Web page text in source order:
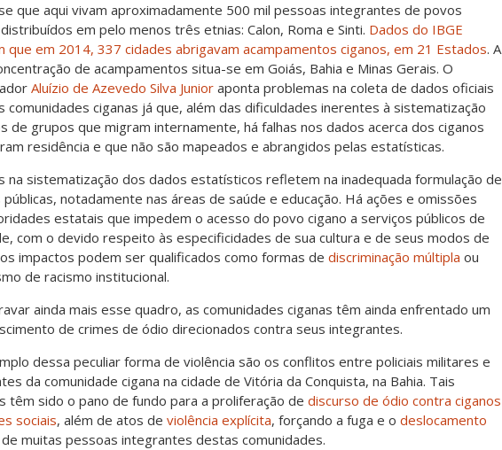
que aqui vivam aproximadamente 500 mil pessoas integrantes de povos
em pelo menos três etnias: Calon, Roma e Sinti. Dados do IBGE
que em 2014, 337 cidades abrigavam acampamentos ciganos, em 21 Estados. A
de acampamentos situa-se em Goiás, Bahia e Minas Gerais. O
Aluízio de Azevedo Silva Junior aponta problemas na coleta de dados oficiais
comunidades ciganas já que, além das dificuldades inerentes à sistematização
de grupos que migram internamente, há falhas nos dados acerca dos ciganos
residência e que não são mapeados e abrangidos pelas estatísticas.
na sistematização dos dados estatísticos refletem na inadequada formulação de
públicas, notadamente nas áreas de saúde e educação. Há ações e omissões
estatais que impedem o acesso do povo cigano a serviços públicos de
com o devido respeito às especificidades de sua cultura e de seus modos de
impactos podem ser qualificados como formas de discriminação múltipla ou
de racismo institucional.
ainda mais esse quadro, as comunidades ciganas têm ainda enfrentado um
de crimes de ódio direcionados contra seus integrantes.
dessa peculiar forma de violência são os conflitos entre policiais militares e
da comunidade cigana na cidade de Vitória da Conquista, na Bahia. Tais
têm sido o pano de fundo para a proliferação de discurso de ódio contra ciganos
sociais, além de atos de violência explícita, forçando a fuga e o deslocamento
de muitas pessoas integrantes destas comunidades.